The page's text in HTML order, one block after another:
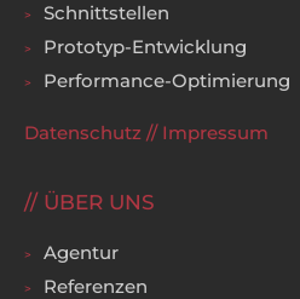
Schnittstellen
Prototyp-Entwicklung
Performance-Optimierung
Datenschutz // Impressum
ÜBER UNS
Agentur
Referenzen